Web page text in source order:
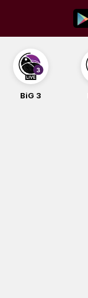
content
BiG 3